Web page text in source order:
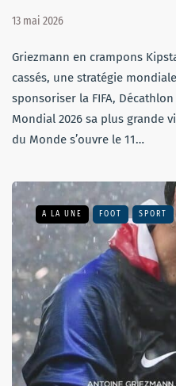
13 mai 2026
Griezmann en crampons
cassés, une stratégie
sponsoriser la FIFA,
Mondial 2026 sa plus grande
du Monde s’ouvre le 11…
A LA UNE FOOT SPORT